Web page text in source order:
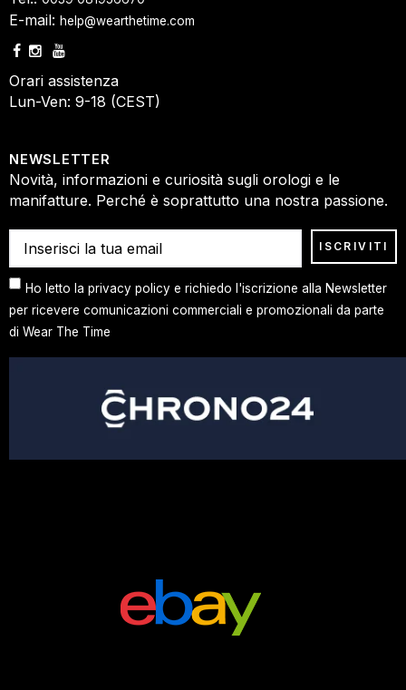
E-mail: help@wearthetime.com
Orari assistenza
Lun-Ven: 9-18 (CEST)
NEWSLETTER
Novità, informazioni e curiosità sugli orologi e le
manifatture. Perché è soprattutto una nostra passione.
Ho letto la privacy policy e richiedo l'iscrizione alla Newsletter
per ricevere comunicazioni commerciali e promozionali da parte
di Wear The Time